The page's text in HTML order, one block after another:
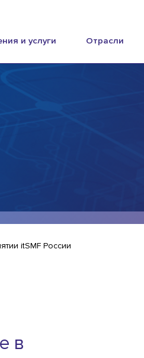
и услуги Отрасли
itSMF России
в